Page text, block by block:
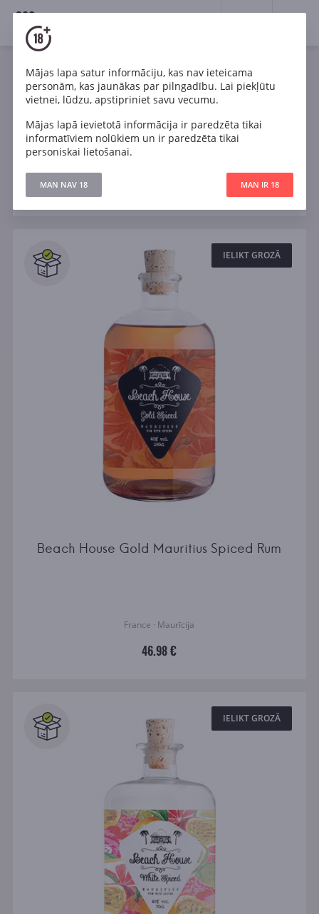
18+
Viss rums Kuba Dominikānas Republika
Jamaika Tumšs Zelts Balts
Filtri ATJAUNOT
Visi IELIKT GROZĀ
Beach House Gold Mauritius Spiced Rum
France · Maurīcija
46.98 €
IELIKT GROZĀ
Mājas lapa satur informāciju, kas nav ieteicama
personām, kas jaunākas par pilngadību. Lai piekļūtu
vietnei, lūdzu, apstipriniet savu vecumu.
Mājas lapā ievietotā informācija ir paredzēta tikai
informatīviem nolūkiem un ir paredzēta tikai
personiskai lietošanai.
MAN NAV 18 MAN IR 18